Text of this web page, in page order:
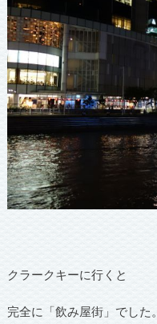
クラークキーに行くと
完全に「飲み屋街」でした。